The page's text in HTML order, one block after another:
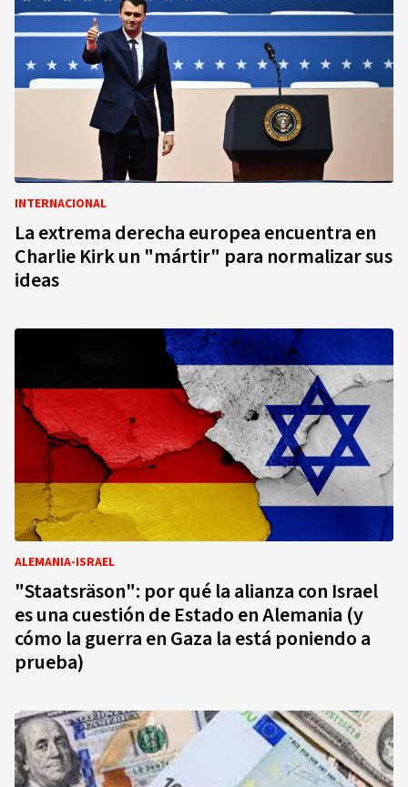
INTERNACIONAL
La extrema derecha europea encuentra en
Charlie Kirk un "mártir" para normalizar sus
ideas
ALEMANIA-ISRAEL
"Staatsräson": por qué la alianza con Israel
es una cuestión de Estado en Alemania (y
cómo la guerra en Gaza la está poniendo a
prueba)